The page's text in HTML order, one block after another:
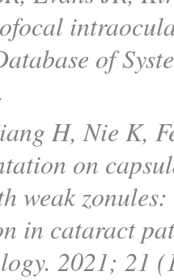
of
H, Nie K,
on
weak
in cataract
2021; 21